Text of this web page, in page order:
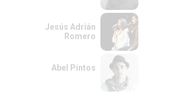
Jesús Adrián
Romero
Abel Pintos